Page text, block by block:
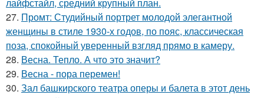
27. Промт: Студийный портрет молодой элегантной
женщины в стиле 1930-х годов, по пояс, классическая
поза, спокойный уверенный взгляд прямо в камеру.
28. Весна. Тепло. А что это значит?
29. Весна - пора перемен!
30. Зал башкирского театра оперы и балета в этот день